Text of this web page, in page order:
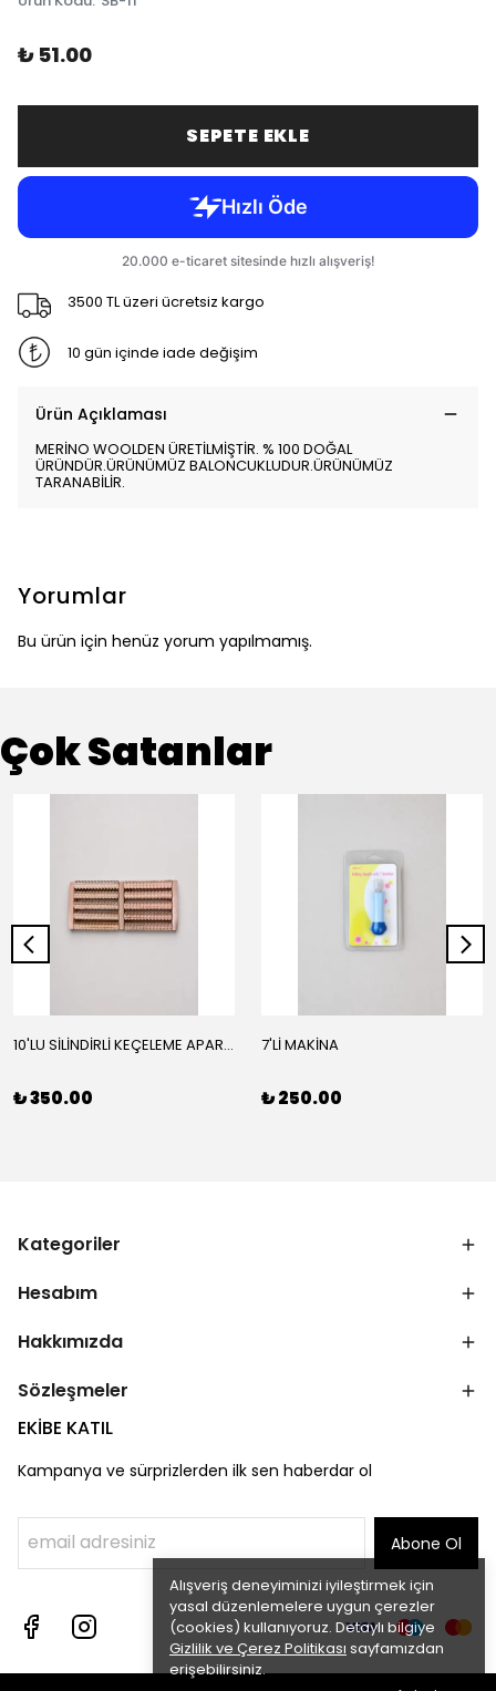
Alışveriş deneyiminizi iyileştirmek için
yasal düzenlemelere uygun çerezler
(cookies) kullanıyoruz. Detaylı bilgiye
Gizlilik ve Çerez Politikası sayfamızdan
erişebilirsiniz.
₺ 51.00
SEPETE EKLE
3500 TL üzeri ücretsiz kargo
10 gün içinde iade değişim
Ürün Açıklaması
MERİNO WOOLDEN ÜRETİLMİŞTİR. % 100 DOĞAL
ÜRÜNDÜR.ÜRÜNÜMÜZ BALONCUKLUDUR.ÜRÜNÜMÜZ
TARANABİLİR.
Yorumlar
Bu ürün için henüz yorum yapılmamış.
Çok Satanlar
10'LU SİLİNDİRLİ KEÇELEME APARATI
₺ 350.00
7'Lİ MAKİNA
₺ 250.00
Kategoriler
Hesabım
Hakkımızda
Sözleşmeler
EKİBE KATIL
Kampanya ve sürprizlerden ilk sen haberdar ol
Abone Ol